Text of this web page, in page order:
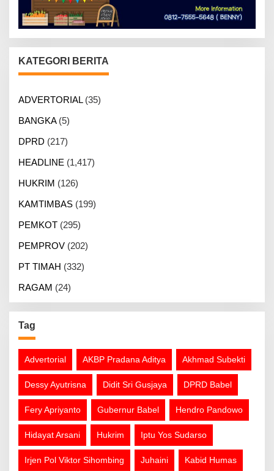
KATEGORI BERITA
ADVERTORIAL(35)
BANGKA(5)
DPRD (217)
HEADLINE (1,417)
HUKRIM (126)
KAMTIMBAS (199)
PEMKOT (295)
PEMPROV (202)
PT TIMAH (332)
RAGAM (24)
Tag
Advertorial AKBP Pradana Aditya Akhmad Subekti
Dessy Ayutrisna Didit Sri Gusjaya DPRD Babel
Fery Apriyanto Gubernur Babel Hendro Pandowo
Hidayat Arsani Hukrim Iptu Yos Sudarso
Irjen Pol Viktor Sihombing Juhaini Kabid Humas